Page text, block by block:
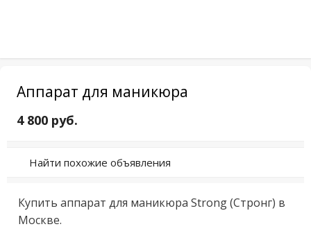
Аппарат для маникюра
4 800 руб.
Найти похожие объявления
Купить аппaрaт для маникюра Strоng (Стронг) в
Mоcкве.